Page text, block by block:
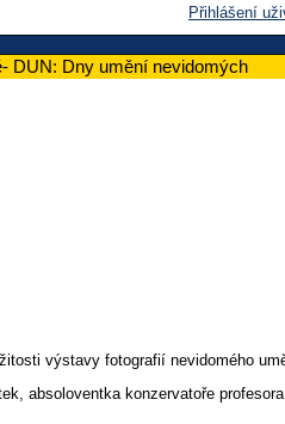
Přihlášení
DUN: Dny umění nevidomých
výstavy fotografií nevidomého
absoloventka konzervatoře